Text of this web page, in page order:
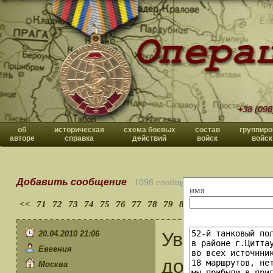
+38
об
авторе
историческая
справка
схема боевых
действий
состав
войск
войск
имя
Добавить сообщение 1098 сообщений
<< 71 72 73 74 75 76 77 78 79 80
20.04.2010 21:06
Евгения
Москва
Уважаемый
допущена